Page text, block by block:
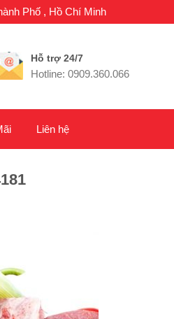
Phố , Hồ Chí Minh
Hỗ trợ 24/7
Hotline: 0909.360.066
Liên hệ